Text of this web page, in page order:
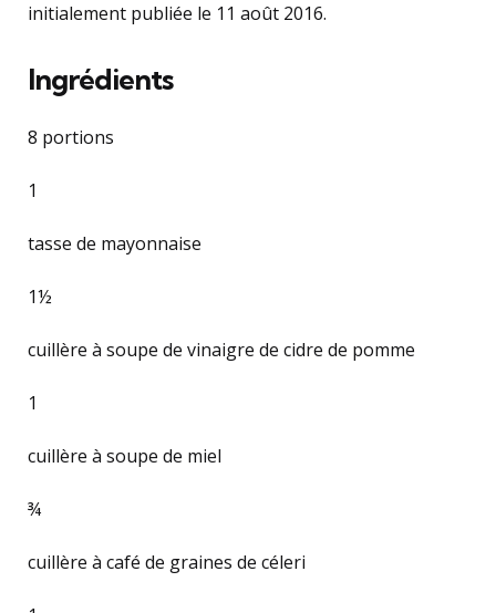
initialement publiée le 11 août 2016.
Ingrédients
8 portions
1
tasse de mayonnaise
1½
cuillère à soupe de vinaigre de cidre de pomme
1
cuillère à soupe de miel
¾
cuillère à café de graines de céleri